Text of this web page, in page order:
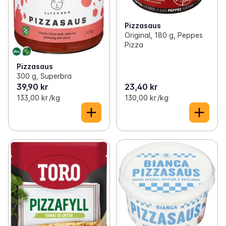
Pizzasaus
300 g, Superbra
39,90 kr
133,00 kr /kg
Pizzasaus
Original, 180 g, Peppes
Pizza
23,40 kr
130,00 kr /kg